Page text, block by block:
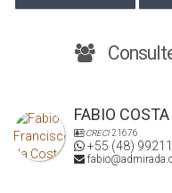
FABIO COSTA
CRECI21676
+55 (48)